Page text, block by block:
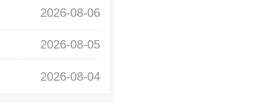
2026-08-06
2026-08-05
2026-08-04